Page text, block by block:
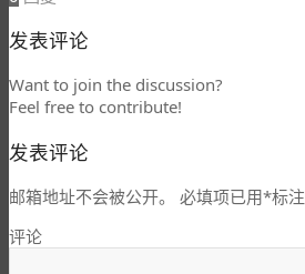
发表评论
Want to join the discussion?
Feel free to contribute!
发表评论
邮箱地址不会被公开。 必填项已用*标注
评论